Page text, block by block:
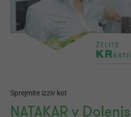
Sprejmite izziv kot
NATAKAR v